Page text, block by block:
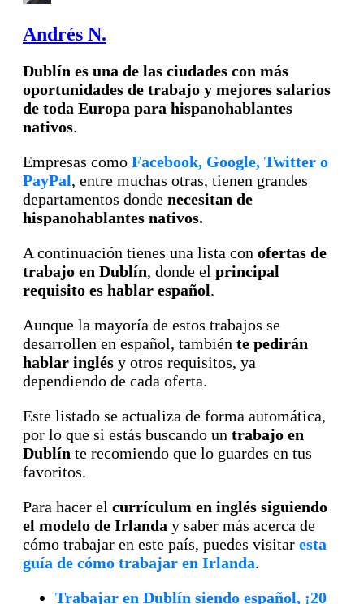
Andrés N.
Dublín es una de las ciudades con más
oportunidades de trabajo y mejores salarios
de toda Europa para hispanohablantes
nativos.
Empresas como Facebook, Google, Twitter o
PayPal, entre muchas otras, tienen grandes
departamentos donde necesitan de
hispanohablantes nativos.
A continuación tienes una lista con ofertas de
trabajo en Dublín, donde el principal
requisito es hablar español.
Aunque la mayoría de estos trabajos se
desarrollen en español, también te pedirán
hablar inglés y otros requisitos, ya
dependiendo de cada oferta.
Este listado se actualiza de forma automática,
por lo que si estás buscando un trabajo en
Dublín te recomiendo que lo guardes en tus
favoritos.
Para hacer el currículum en inglés siguiendo
el modelo de Irlanda y saber más acerca de
cómo trabajar en este país, puedes visitar esta
guía de cómo trabajar en Irlanda.
Trabajar en Dublín siendo español, ¡20